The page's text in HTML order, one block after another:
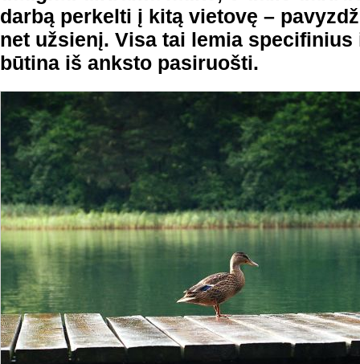
darbą perkelti į kitą vietovę –
net užsienį. Visa tai lemia
būtina iš anksto pasiruošti.